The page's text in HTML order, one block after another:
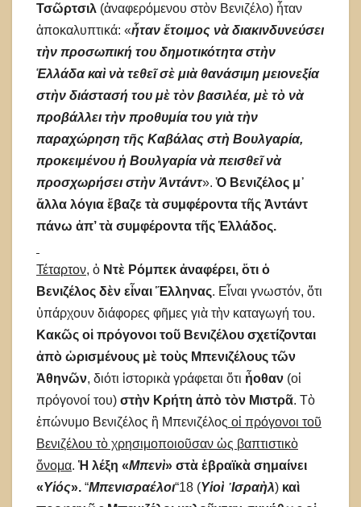
Τσῶρτσιλ (ἀναφερόμενου στὸν Βενιζέλο) ἦταν
ἀποκαλυπτικά: «ἦταν ἕτοιμος νὰ διακινδυνεύσει
τὴν προσωπική του δημοτικότητα στὴν
Ἑλλάδα καὶ νὰ τεθεῖ σὲ μιὰ θανάσιμη μειονεξία
στὴν διάστασή του μὲ τὸν βασιλέα, μὲ τὸ νὰ
προβάλλει τὴν προθυμία του γιὰ τὴν
παραχώρηση τῆς Καβάλας στὴ Βουλγαρία,
προκειμένου ἡ Βουλγαρία νὰ πεισθεῖ νὰ
προσχωρήσει στὴν Ἀντάντ».Ὁ Βενιζέλος μ᾽
ἄλλα λόγια ἔβαζε τὰ συμφέροντα τῆς Ἀντάντ
πάνω ἀπ’ τὰ συμφέροντα τῆς Ἑλλάδος.
Τέταρτον, ὁ Ντὲ Ρόμπεκ ἀναφέρει, ὅτι ὁ
Βενιζέλος δὲν εἶναι Ἕλληνας. Εἶναι γνωστόν, ὅτι
ὑπάρχουν διάφορες φῆμες γιὰ τὴν καταγωγή του.
Κακῶς οἱ πρόγονοι τοῦ Βενιζέλου σχετίζονται
ἀπὸ ὡρισμένους μὲ τοὺς Μπενιζέλους τῶν
Ἀθηνῶν, διότι ἱστορικὰ γράφεται ὅτι ἦοθαν (οἱ
πρόγονοί του) στὴν Κρήτη ἀπὸ τὸν Μιστρᾶ. Τὸ
ἐπώνυμο Βενιζέλος ἢ Μπενιζέλος οἱ πρόγονοι τοῦ
Βενιζέλου τὸ χρησιμοποιοῦσαν ὡς βαπτιστικὸ
ὄνομα. Ἡ λέξη «Μπενὶ» στὰ ἑβραϊκὰ σημαίνει
«Υἱός». “Μπενισραέλοι“18 (Υἱοὶ ᾿Ισραὴλ) καὶ